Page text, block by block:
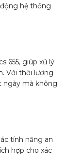
hệ thống
655, giúp xử lý
Với thời lượng
ngày mà không
tính năng an
hợp cho xác